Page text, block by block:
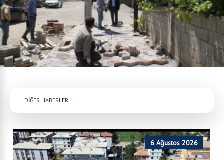
DİĞER HABERLER
6 Ağustos 2026